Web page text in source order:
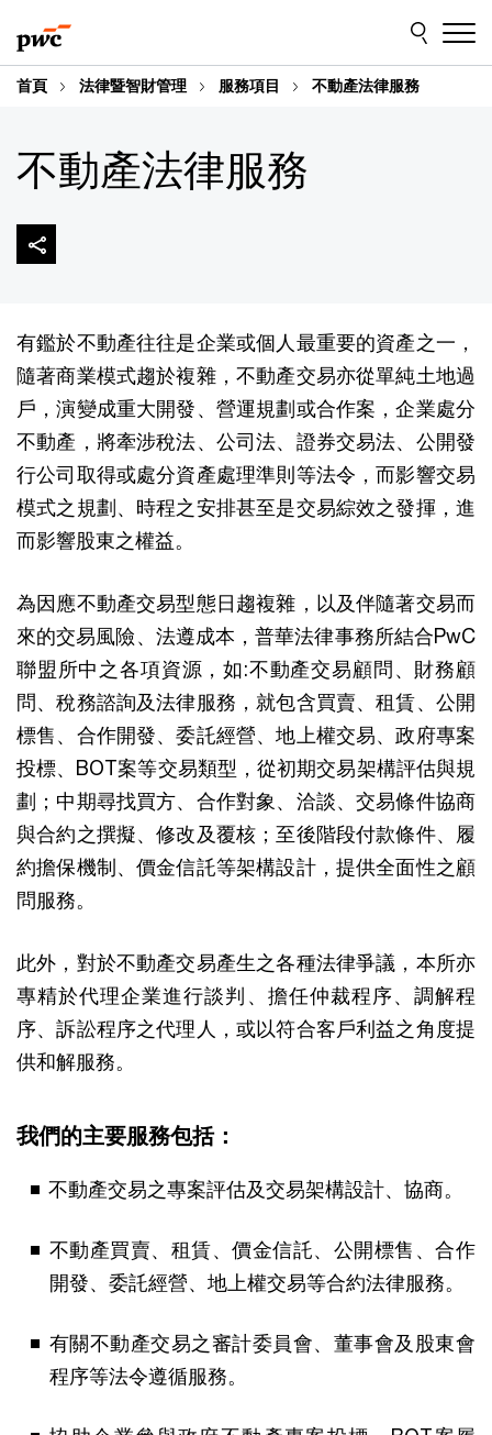
to
content
to
footer
首頁 法律暨智財管理 服務項目 不動產法律服務
不動產法律服務
有鑑於不動產往往是企業或個人最重要的資產之一，
隨著商業模式趨於複雜，不動產交易亦從單純土地過
戶，演變成重大開發、營運規劃或合作案，企業處分
不動產，將牽涉稅法、公司法、證券交易法、公開發
行公司取得或處分資產處理準則等法令，而影響交易
模式之規劃、時程之安排甚至是交易綜效之發揮，進
而影響股東之權益。
為因應不動產交易型態日趨複雜，以及伴隨著交易而
來的交易風險、法遵成本，普華法律事務所結合PwC
聯盟所中之各項資源，如:不動產交易顧問、財務顧
問、稅務諮詢及法律服務，就包含買賣、租賃、公開
標售、合作開發、委託經營、地上權交易、政府專案
投標、BOT案等交易類型，從初期交易架構評估與規
劃；中期尋找買方、合作對象、洽談、交易條件協商
與合約之撰擬、修改及覆核；至後階段付款條件、履
約擔保機制、價金信託等架構設計，提供全面性之顧
問服務。
此外，對於不動產交易產生之各種法律爭議，本所亦
專精於代理企業進行談判、擔任仲裁程序、調解程
序、訴訟程序之代理人，或以符合客戶利益之角度提
供和解服務。
我們的主要服務包括：
不動產交易之專案評估及交易架構設計、協商。
不動產買賣、租賃、價金信託、公開標售、合作
開發、委託經營、地上權交易等合約法律服務。
有關不動產交易之審計委員會、董事會及股東會
程序等法令遵循服務。